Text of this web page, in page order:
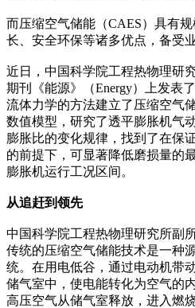
而压缩空气储能（CAES）具有
长、安全环保等诸多优点，备受
近日，中国科学院工程热物理研
期刊《能源》（Energy）上发表
流体力学的方法建立了压缩空气
数值模型，研究了透平膨胀机气
膨胀比的变化规律，找到了在保
的前提下，可显著降低磨损量的
膨胀机运行工况区间。
从追赶到领先
中国科学院工程热物理研究所副
传统的压缩空气储能技术是一种
统。在用电低谷，通过电动机带
储气室中，使电能转化为空气的
高压空气从储气室释放，进入燃